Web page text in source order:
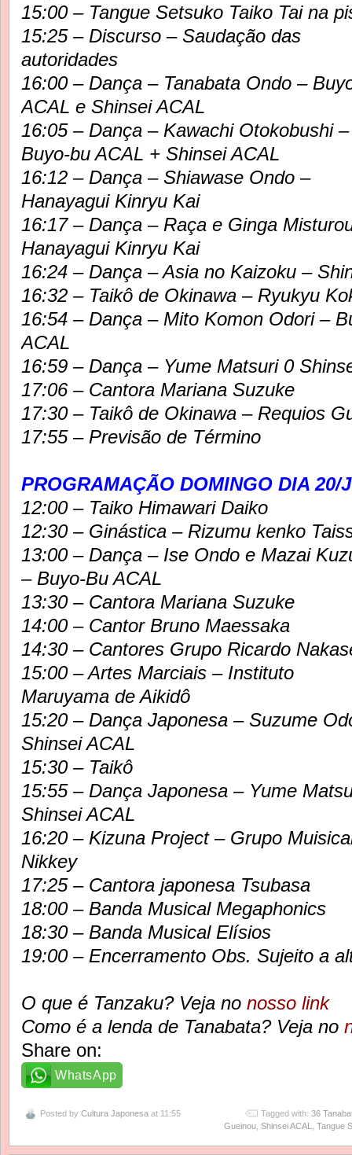
15:00 – Tangue Setsuko Taiko Tai na
15:25 – Discurso – Saudação das
autoridades
16:00 – Dança – Tanabata Ondo –
ACAL e Shinsei ACAL
16:05 – Dança – Kawachi Otokobushi –
Buyo-bu ACAL + Shinsei ACAL
16:12 – Dança – Shiawase Ondo –
Hanayagui Kinryu Kai
16:17 – Dança – Raça e Ginga
Hanayagui Kinryu Kai
16:24 – Dança – Asia no Kaizoku –
16:32 – Taikô de Okinawa – Ryukyu
16:54 – Dança – Mito Komon Odori –
ACAL
16:59 – Dança – Yume Matsuri 0
17:06 – Cantora Mariana Suzuke
17:30 – Taikô de Okinawa – Requios
17:55 – Previsão de Término
PROGRAMAÇÃO DOMINGO DIA 20/
12:00 – Taiko Himawari Daiko
12:30 – Ginástica – Rizumu kenko
13:00 – Dança – Ise Ondo e Mazai
– Buyo-Bu ACAL
13:30 – Cantora Mariana Suzuke
14:00 – Cantor Bruno Maessaka
14:30 – Cantores Grupo Ricardo
15:00 – Artes Marciais – Instituto
Maruyama de Aikidô
15:20 – Dança Japonesa – Suzume
Shinsei ACAL
15:30 – Taikô
15:55 – Dança Japonesa – Yume
Shinsei ACAL
16:20 – Kizuna Project – Grupo
Nikkey
17:25 – Cantora japonesa Tsubasa
18:00 – Banda Musical Megaphonics
18:30 – Banda Musical Elísios
19:00 – Encerramento Obs. Sujeito a
O que é Tanzaku? Veja no nosso link
Como é a lenda de Tanabata? Veja no
Share on:
WhatsApp
Posted by Cultura Japonesa at 11:55 Tagged with: 36
Gueinou Shinsei ACAL Tangue